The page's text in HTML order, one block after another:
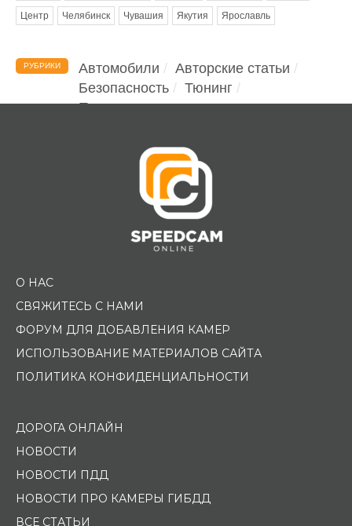
Центр Челябинск Чувашия Якутия Ярославль
РУБРИКИ Автомобили
Авторские статьи
Безопасность
Тюнинг
Помощь водителю
О НАС
СВЯЖИТЕСЬ С НАМИ
ФОРУМ ДЛЯ ДОБАВЛЕНИЯ КАМЕР
ИСПОЛЬЗОВАНИЕ МАТЕРИАЛОВ САЙТА
ПОЛИТИКА КОНФИДЕНЦИАЛЬНОСТИ
ДОРОГА ОНЛАЙН
НОВОСТИ
НОВОСТИ ПДД
НОВОСТИ ПРО КАМЕРЫ ГИБДД
ВСЕ СТАТЬИ